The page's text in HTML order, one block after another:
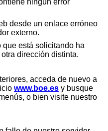
ningún error
desde un enlace erróneo
externo.
que está solicitando ha
dirección distinta.
acceda de nuevo a
www.boe.es y busque
o bien visite nuestro